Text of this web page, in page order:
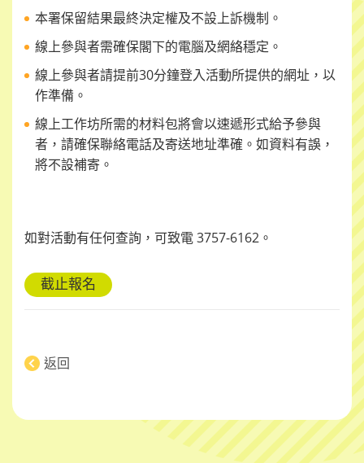
本署保留結果最終決定權及不設上訴機制。
線上參與者需確保閣下的電腦及網絡穩定。
線上參與者請提前30分鐘登入活動所提供的網址，以
作準備。
線上工作坊所需的材料包將會以速遞形式給予參與
者，請確保聯絡電話及寄送地址準確。如資料有誤，
將不設補寄。
如對活動有任何查詢，可致電3757-6162 。
截止報名
返回